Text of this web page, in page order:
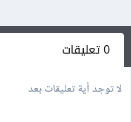
0 تعليقات
لا توجد أية تعليقات بعد